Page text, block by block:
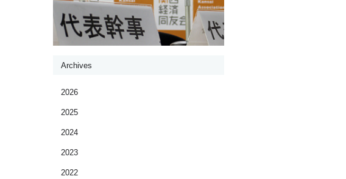
Archives
2026
2025
2024
2023
2022